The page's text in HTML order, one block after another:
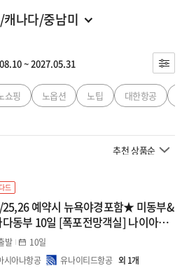
투어플랜
나다/중남미
미주/캐나다
~ 2027.05.31
쇼핑 노옵션 노팁 대한항공
추천 상품순
드
예약시 뉴욕야경포함★ 미동부&
다동부 10일 [폭포전망객실] 나이아가
스트셀러 #후기인증
발
10일
시아나항공
유나이티드항공 외 1개